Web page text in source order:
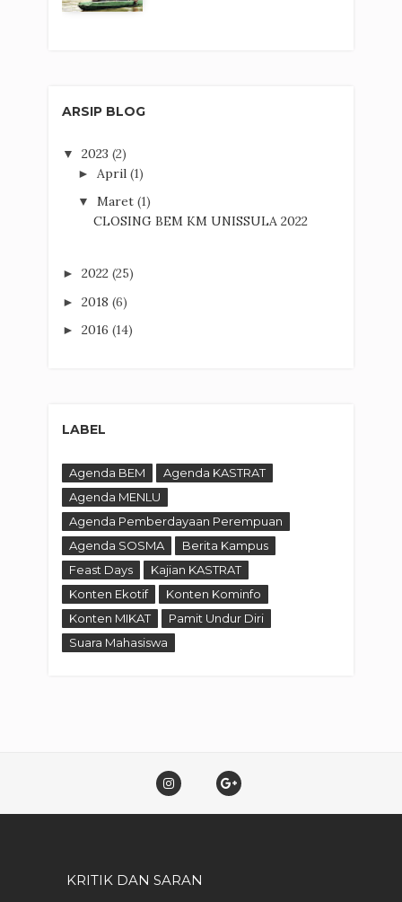
ARSIP BLOG
▼ 2023 (2)
► April (1)
▼ Maret (1)
CLOSING BEM KM UNISSULA 2022
► 2022 (25)
► 2018 (6)
► 2016 (14)
LABEL
Agenda BEM
Agenda KASTRAT
Agenda MENLU
Agenda Pemberdayaan Perempuan
Agenda SOSMA
Berita Kampus
Feast Days
Kajian KASTRAT
Konten Ekotif
Konten Kominfo
Konten MIKAT
Pamit Undur Diri
Suara Mahasiswa
KRITIK DAN SARAN